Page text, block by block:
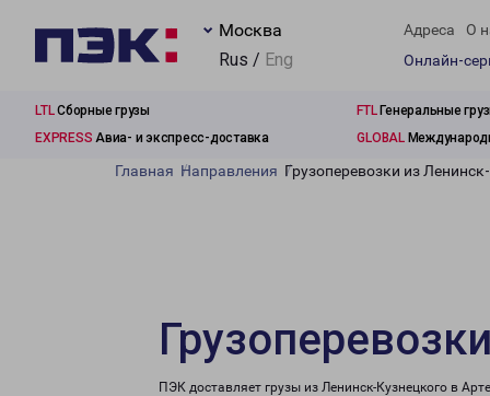
Москва
Rus / Eng
Адреса О
Онлайн-
LTLСборные грузы FTLГенеральные
EXPRESS Авиа- и экспресс-доставка GLOBAL
Главная Направления Грузоперевозки из
ПЭК доставляет грузы из Ленинск-Кузнецкого в